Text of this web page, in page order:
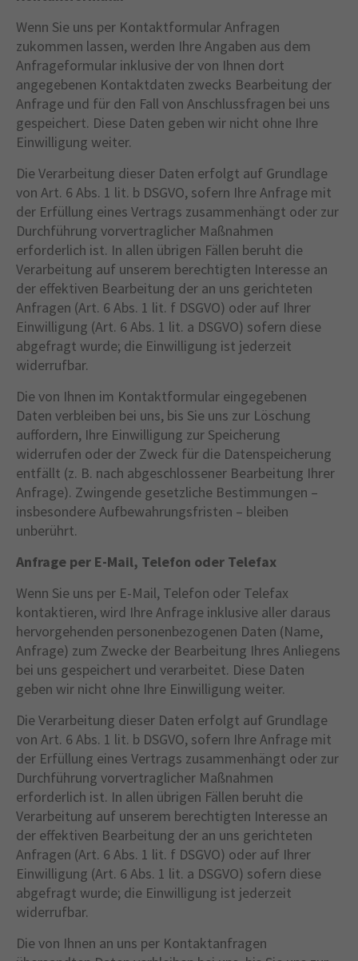
Wenn Sie uns per Kontaktformular Anfragen
zukommen lassen, werden Ihre Angaben aus dem
Anfrageformular inklusive der von Ihnen dort
angegebenen Kontaktdaten zwecks Bearbeitung der
Anfrage und für den Fall von Anschlussfragen bei uns
gespeichert. Diese Daten geben wir nicht ohne Ihre
Einwilligung weiter.
Die Verarbeitung dieser Daten erfolgt auf Grundlage
von Art. 6 Abs. 1 lit. b DSGVO, sofern Ihre Anfrage mit
der Erfüllung eines Vertrags zusammenhängt oder zur
Durchführung vorvertraglicher Maßnahmen
erforderlich ist. In allen übrigen Fällen beruht die
Verarbeitung auf unserem berechtigten Interesse an
der effektiven Bearbeitung der an uns gerichteten
Anfragen (Art. 6 Abs. 1 lit. f DSGVO) oder auf Ihrer
Einwilligung (Art. 6 Abs. 1 lit. a DSGVO) sofern diese
abgefragt wurde; die Einwilligung ist jederzeit
widerrufbar.
Die von Ihnen im Kontaktformular eingegebenen
Daten verbleiben bei uns, bis Sie uns zur Löschung
auffordern, Ihre Einwilligung zur Speicherung
widerrufen oder der Zweck für die Datenspeicherung
entfällt (z. B. nach abgeschlossener Bearbeitung Ihrer
Anfrage). Zwingende gesetzliche Bestimmungen –
insbesondere Aufbewahrungsfristen – bleiben
unberührt.
Anfrage per E-Mail, Telefon oder Telefax
Wenn Sie uns per E-Mail, Telefon oder Telefax
kontaktieren, wird Ihre Anfrage inklusive aller daraus
hervorgehenden personenbezogenen Daten (Name,
Anfrage) zum Zwecke der Bearbeitung Ihres Anliegens
bei uns gespeichert und verarbeitet. Diese Daten
geben wir nicht ohne Ihre Einwilligung weiter.
Die Verarbeitung dieser Daten erfolgt auf Grundlage
von Art. 6 Abs. 1 lit. b DSGVO, sofern Ihre Anfrage mit
der Erfüllung eines Vertrags zusammenhängt oder zur
Durchführung vorvertraglicher Maßnahmen
erforderlich ist. In allen übrigen Fällen beruht die
Verarbeitung auf unserem berechtigten Interesse an
der effektiven Bearbeitung der an uns gerichteten
Anfragen (Art. 6 Abs. 1 lit. f DSGVO) oder auf Ihrer
Einwilligung (Art. 6 Abs. 1 lit. a DSGVO) sofern diese
abgefragt wurde; die Einwilligung ist jederzeit
widerrufbar.
Die von Ihnen an uns per Kontaktanfragen